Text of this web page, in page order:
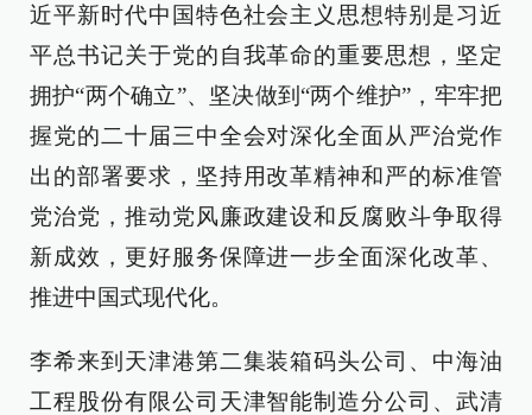
近平新时代中国特色社会主义思想特别是习近
平总书记关于党的自我革命的重要思想，坚定
拥护“两个确立”、坚决做到“两个维护”，牢牢把
握党的二十届三中全会对深化全面从严治党作
出的部署要求，坚持用改革精神和严的标准管
党治党，推动党风廉政建设和反腐败斗争取得
新成效，更好服务保障进一步全面深化改革、
推进中国式现代化。
李希来到天津港第二集装箱码头公司、中海油
工程股份有限公司天津智能制造分公司、武清